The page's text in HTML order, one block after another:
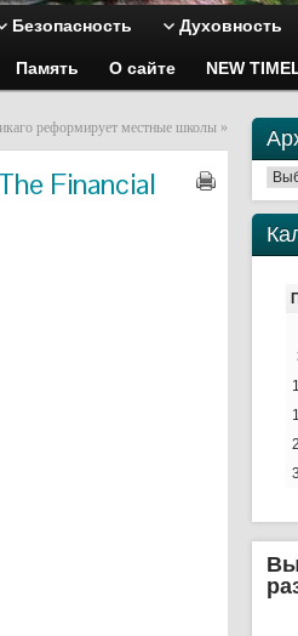
Безопасность Духовность
Память О сайте NEW
реформирует местные школы »
Financial